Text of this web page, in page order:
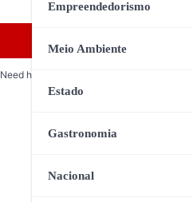
Empreendedorismo
Meio Ambiente
Estado
Gastronomia
Nacional
Need help? Our team is just a message away